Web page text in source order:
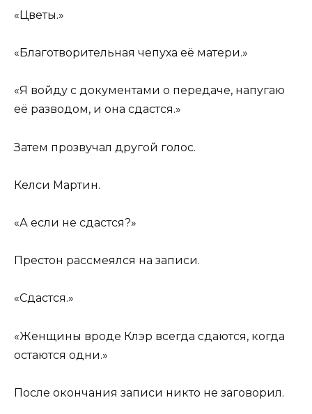
«Цветы.»
«Благотворительная чепуха её матери.»
«Я войду с документами о передаче, напугаю
её разводом, и она сдастся.»
Затем прозвучал другой голос.
Келси Мартин.
«А если не сдастся?»
Престон рассмеялся на записи.
«Сдастся.»
«Женщины вроде Клэр всегда сдаются, когда
остаются одни.»
После окончания записи никто не заговорил.